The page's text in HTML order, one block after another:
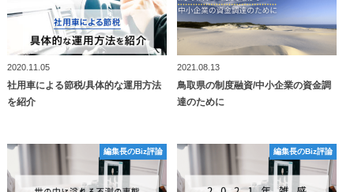
2020.11.05
社用車による節税/具体的な運用方法
を紹介
2021.08.13
鳥取県の制度融資/中小企業の資金調
達のために
編集長のBiz評論
編集長のBiz評論 編集長のBiz評論
編集長のBiz評論